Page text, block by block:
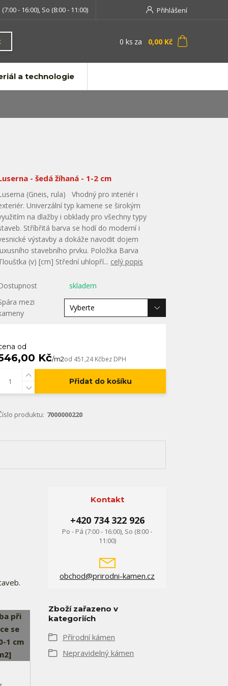
Přihlášení
- 16:00), So (8:00 - 11:00)
0 ks za 0,00 Kč
a technologie
- šedá žíhaná - 1-2 cm
(Gneis, rula) Vhodný pro interiér i
Univerzální typ kamene se širokým
na dlažby i obklady pro všechny typy
Stříbřitá barva se hodí do moderní i
výstavby a dokáže navodit dojem
stavebního prvku. Položka Barva
(v) [cm] Střední uhlopří... celý popis
skladem
mezi
od
Kč/m2od 451,24 Kčbez DPH
Přidat do košíku
produktu: 7000000220
při
se
1 cm
Kontakt
+420 734 322 926
Po - Pá (7:00 - 16:00), So (8:00 -
11:00)
obchod@prirodni-kamen.cz
Zboží zařazeno v
kategoriích
Přírodní kámen
Nepravidelný kámen